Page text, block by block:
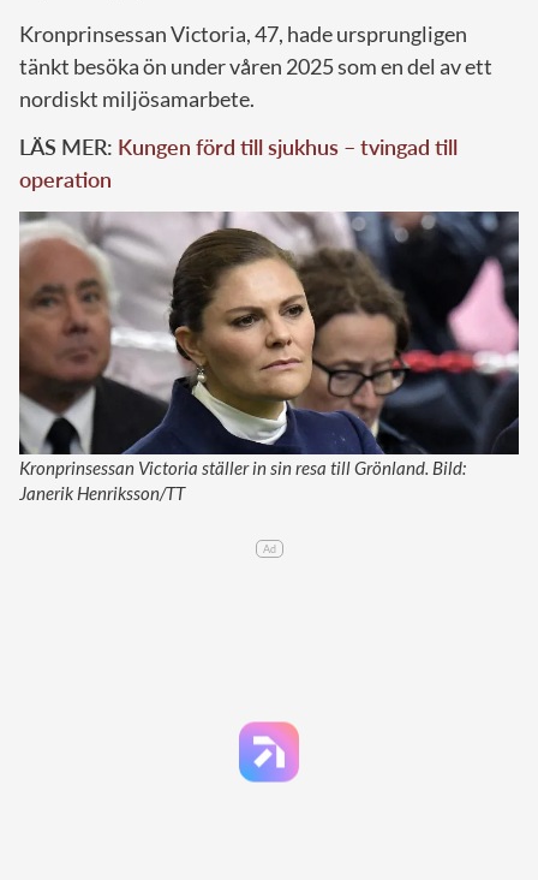
Kronprinsessan Victoria, 47, hade ursprungligen
tänkt besöka ön under våren 2025 som en del av ett
nordiskt miljösamarbete.
LÄS MER: Kungen förd till sjukhus – tvingad till
operation
Kronprinsessan Victoria ställer in sin resa till Grönland. Bild:
Janerik Henriksson/TT
Ad